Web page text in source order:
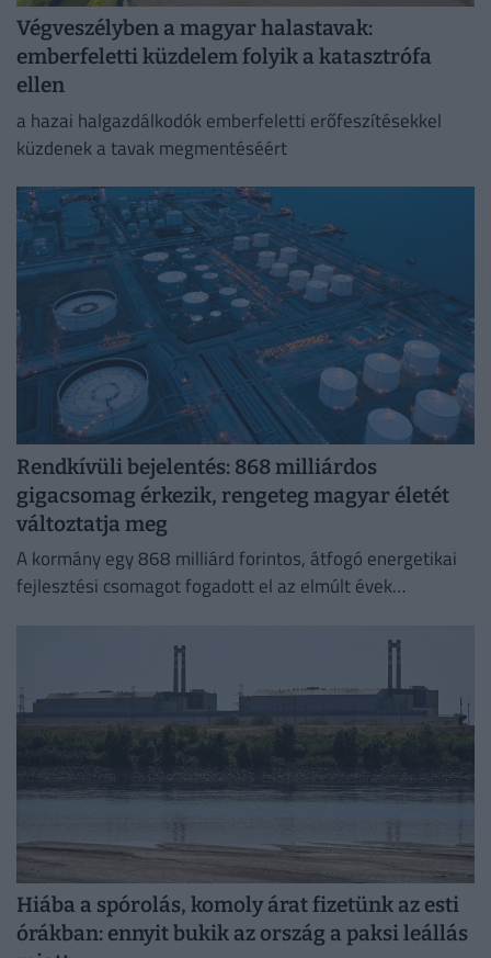
Végveszélyben a magyar halastavak:
emberfeletti küzdelem folyik a katasztrófa
ellen
a hazai halgazdálkodók emberfeletti erőfeszítésekkel
küzdenek a tavak megmentéséért
Rendkívüli bejelentés: 868 milliárdos
gigacsomag érkezik, rengeteg magyar életét
változtatja meg
A kormány egy 868 milliárd forintos, átfogó energetikai
fejlesztési csomagot fogadott el az elmúlt évek
Hiába a spórolás, komoly árat fizetünk az esti
órákban: ennyit bukik az ország a paksi leállás